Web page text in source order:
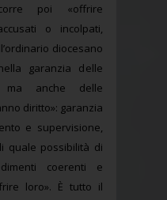
poi «offrire
o incolpati,
diocesano
garanzia delle
ma anche delle
diritto»: garanzia
e supervisione,
quale possibilità di
coerenti e
loro». È tutto il